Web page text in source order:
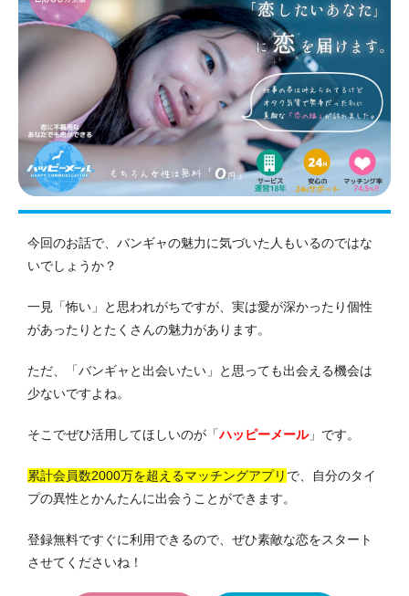
今回のお話で、バンギャの魅力に気づいた人もいるのではな
いでしょうか？
一見「怖い」と思われがちですが、実は愛が深かったり個性
があったりとたくさんの魅力があります。
ただ、「バンギャと出会いたい」と思っても出会える機会は
少ないですよね。
そこでぜひ活用してほしいのが 「ハッピーメール」です。
累計会員数2000万を超えるマッチングアプリ で、自分のタイ
プの異性とかんたんに出会うことができます。
登録無料ですぐに利用できるので、ぜひ素敵な恋をスタート
させてくださいね！